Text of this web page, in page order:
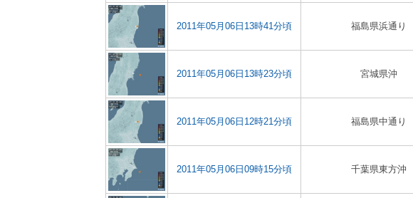
2011年05月06日13時41分頃 福島県浜通り
2011年05月06日13時23分頃 宮城県沖
2011年05月06日12時21分頃 福島県中通り
2011年05月06日09時15分頃 千葉県東方沖